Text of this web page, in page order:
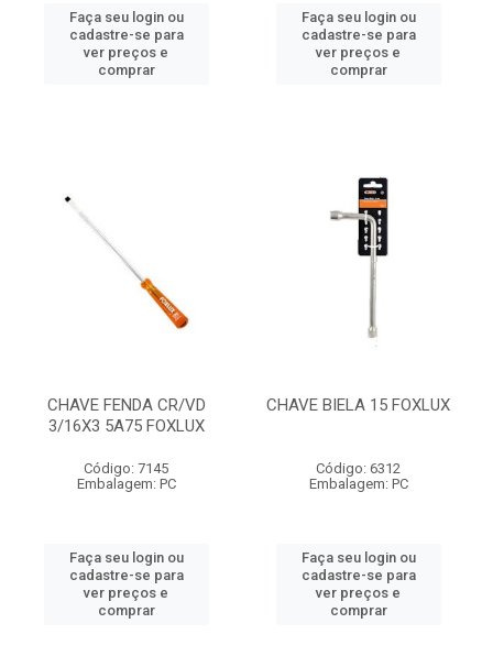
Faça seu login ou
cadastre-se para
ver preços e
comprar
Faça seu login ou
cadastre-se para
ver preços e
comprar
CHAVE FENDA CR/VD
3/16X3 5A75 FOXLUX
Código: 7145
Embalagem: PC
Faça seu login ou
cadastre-se para
ver preços e
comprar
CHAVE BIELA 15 FOXLUX
Código: 6312
Embalagem: PC
Faça seu login ou
cadastre-se para
ver preços e
comprar